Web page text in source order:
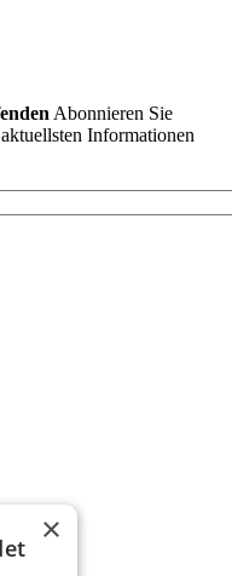
Abonnieren Sie
Informationen
×